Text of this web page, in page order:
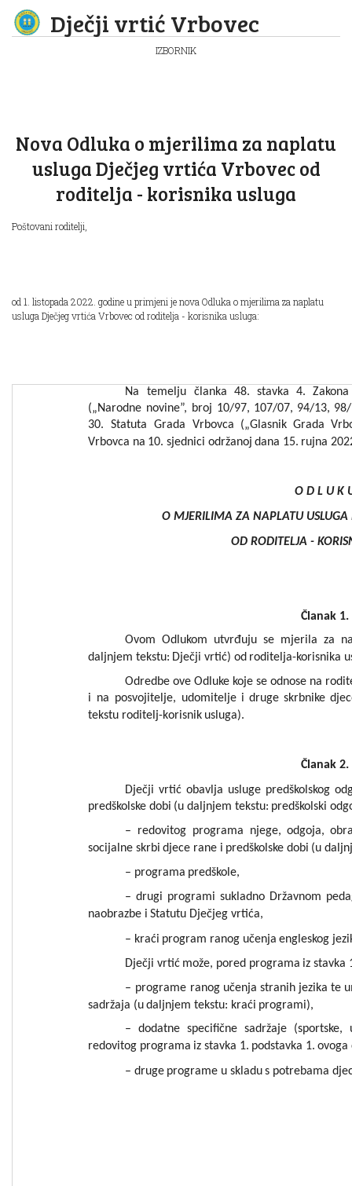
Dječji vrtić Vrbovec
IZBORNIK
Nova Odluka o mjerilima za naplatu
usluga Dječjeg vrtića Vrbovec od
roditelja - korisnika usluga
Poštovani roditelji,
od 1. listopada 2022. godine u primjeni je nova Odluka o mjerilima za naplatu
usluga Dječjeg vrtića Vrbovec od roditelja - korisnika usluga:
Na temelju članka 48. stavka 4.
Zakona
(„Narodne novine”, broj 10/97, 107/07, 94/13,
30. Statuta Grada Vrbovca („Glasnik Grada
Vrbovca na 10. sjednici održanoj dana 15. rujna
O D L U K
O MJERILIMA ZA NAPLATU USLUGA
OD RODITELJA -
Članak 1.
Ovom Odlukom utvrđuju se mjerila za
daljnjem tekstu: Dječji vrtić) od roditelja-korisnika
Odredbe ove Odluke koje se odnose na
i na posvojitelje, udomitelje i druge skrbnike
tekstu roditelj-korisnik usl uga).
Članak 2.
Dječji vrtić obavlja usluge predškolskog
predškolske dobi (u daljnjem tekstu: predškolski
–
redovitog programa njege, odgoja,
socijalne skrbi djece rane i predškolske dobi (u
– programa predškole,
– drugi programi sukladno Državnom
naobrazbe i Statutu Dječjeg vrtića,
– kraći program ranog učenja engleskog
Dječji vrtić može, pored programa iz stavka
– programe ranog učenja stranih jezika te
sadržaja (u daljnjem tekstu: kraći programi),
–
dodatne specifične sadržaje (sportske,
redovitog programa iz stavka 1. podstavka 1. ovoga
– druge programe u skladu s potrebama